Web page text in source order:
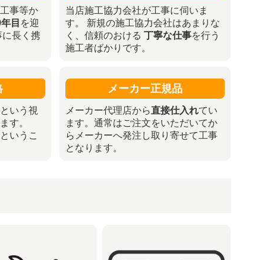
事等か
目 を迎
に長く携
当店施工協力会社が工事に伺いま
す。 新規の施工協力会社はあまりな
く、信頼のおける丁寧な仕事を行う
施工者ばかりです。
いう視
す。
いうこ
メーカー正規品
メーカー代理店から直接仕入れてい
ます。通常はご注文をいただいてか
らメーカーへ発注し取り寄せて工事
となります。